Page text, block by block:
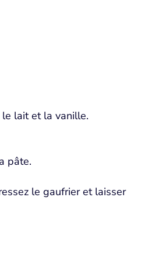
lait et la vanille.
pâte.
le gaufrier et laisser